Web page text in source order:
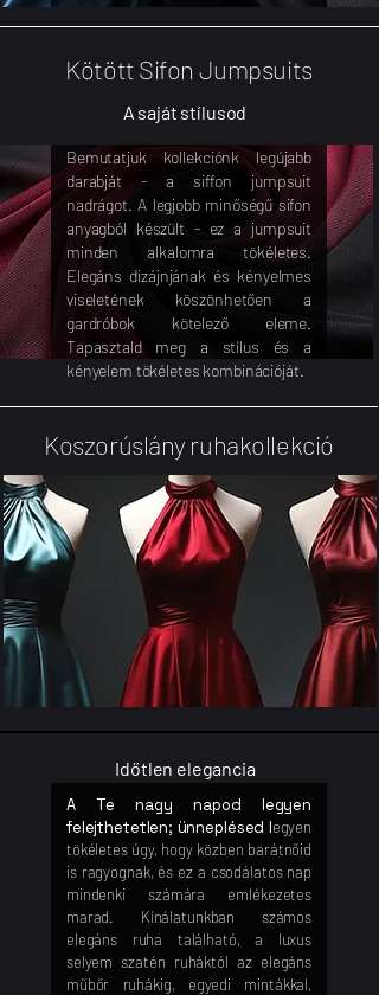
Kötött Sifon Jumpsuits
A saját stílusod
Bemutatjuk kollekciónk legújabb
darabját - a siffon jumpsuit
nadrágot. A legjobb minőségű sifon
anyagból készült - ez a jumpsuit
minden alkalomra tökéletes.
Elegáns dizájnjának és kényelmes
viseletének köszönhetően a
gardróbok kötelező eleme.
Tapasztald meg a stílus és a
kényelem tökéletes kombinációját.
Koszorúslány ruhakollekció
Időtlen elegancia
A Te nagy napod legyen
felejthetetlen; ünneplésed legyen
tökéletes úgy, hogy közben barátnőid
is ragyognak, és ez a csodálatos nap
mindenki számára emlékezetes
marad. Kínálatunkban számos
elegáns ruha található, a luxus
selyem szatén ruháktól az elegáns
műbőr ruhákig, egyedi mintákkal,